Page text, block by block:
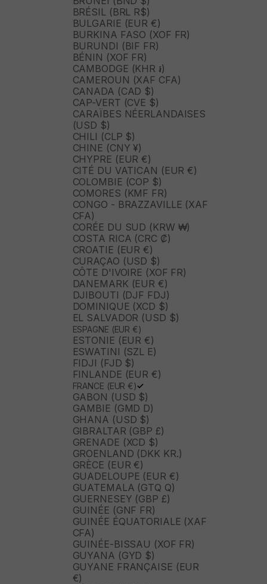
BRÉSIL (BRL R$)
BULGARIE (EUR €)
BURKINA FASO (XOF FR)
BURUNDI (BIF FR)
BÉNIN (XOF FR)
CAMBODGE (KHR ៛)
CAMEROUN (XAF CFA)
CANADA (CAD $)
CAP-VERT (CVE $)
CARAÏBES NÉERLANDAISES
(USD $)
CHILI (CLP $)
CHINE (CNY ¥)
CHYPRE (EUR €)
CITÉ DU VATICAN (EUR €)
COLOMBIE (COP $)
COMORES (KMF FR)
CONGO - BRAZZAVILLE (XAF
CFA)
CORÉE DU SUD (KRW ₩)
COSTA RICA (CRC ₡)
CROATIE (EUR €)
CURAÇAO (USD $)
CÔTE D'IVOIRE (XOF FR)
DANEMARK (EUR €)
DJIBOUTI (DJF FDJ)
DOMINIQUE (XCD $)
EL SALVADOR (USD $)
ESPAGNE (EUR €)
ESTONIE (EUR €)
ESWATINI (SZL E)
FIDJI (FJD $)
FINLANDE (EUR €)
FRANCE (EUR €)
GABON (USD $)
GAMBIE (GMD D)
GHANA (USD $)
GIBRALTAR (GBP £)
GRENADE (XCD $)
GROENLAND (DKK KR.)
GRÈCE (EUR €)
GUADELOUPE (EUR €)
GUATEMALA (GTQ Q)
GUERNESEY (GBP £)
GUINÉE (GNF FR)
GUINÉE ÉQUATORIALE (XAF
CFA)
GUINÉE-BISSAU (XOF FR)
GUYANA (GYD $)
GUYANE FRANÇAISE (EUR
€)